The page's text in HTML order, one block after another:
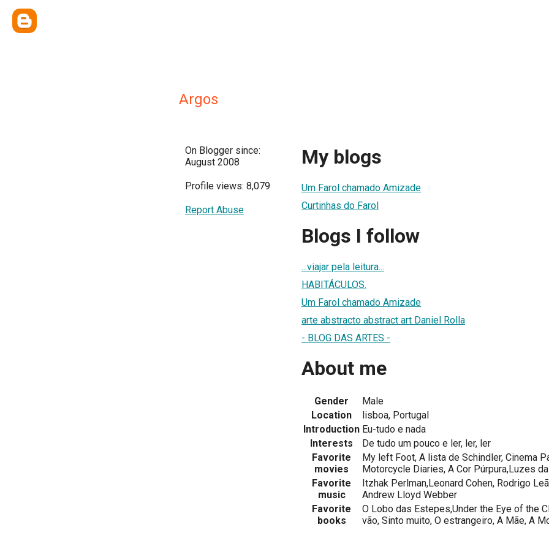
Argos
On Blogger since:
August 2008
Profile views: 8,079
Report Abuse
My blogs
Um Farol chamado Amizade
Curtinhas do Farol
Blogs I follow
...viajar pela leitura...
HABITÁCULOS.
Um Farol chamado Amizade
arte abstracto abstract art Daniel Rolla
- BLOG DAS ARTES -
About me
Gender
Male
Location
lisboa, Portugal
Introduction Eu-tudo e nada
Interests
De tudo um pouco e ler, ler, ler
Favorite
movies
My left Foot, A lista de Schindler, Cinema
Motorcycle Diaries, A Cor Púrpura,Luzes
Favorite
music
Itzhak Perlman,Leonard Cohen, Rodrigo
Andrew Lloyd Webber
Favorite
books
O Lobo das Estepes,Under the Eye of the
vão, Sinto muito, O estrangeiro, A Mãe, A